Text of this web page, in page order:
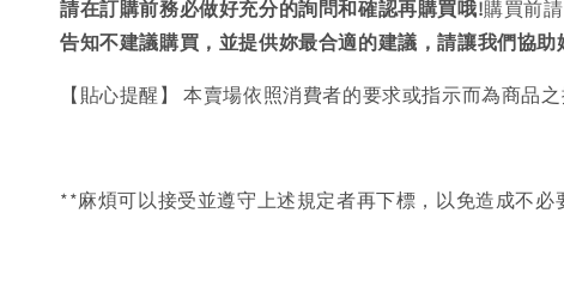
請在訂購前務必做好充分的詢問和確認再購買哦!購買前
告知不建議購買， 並提供妳最合適的建議，請讓我們協助
【貼心提醒】 本賣場依照消費者的要求或指示而為商品
**麻煩可以接受並遵守上述規定者再下標，以免造成不必